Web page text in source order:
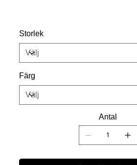
Storlek
Färg
Antal